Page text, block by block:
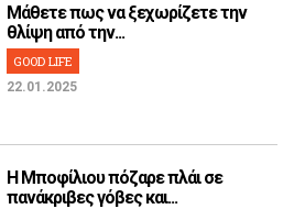
Μάθετε πως να ξεχωρίζετε την
θλίψη από την...
GOOD LIFE
22.01.2025
H Μποφίλιου πόζαρε πλάι σε
πανάκριβες γόβες και...